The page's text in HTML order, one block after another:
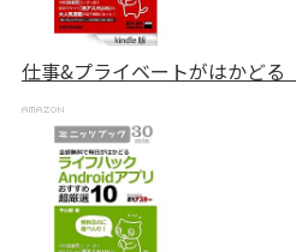
仕事&プライベートがはかど